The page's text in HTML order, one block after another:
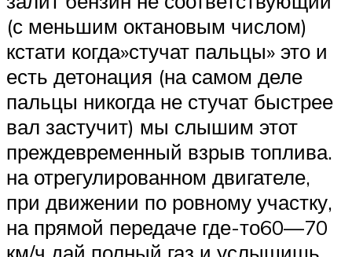
(с меньшим октановым числом)
кстати когда»стучат пальцы» это и
есть детонация (на самом деле
пальцы никогда не стучат быстрее
вал застучит) мы слышим этот
преждевременный взрыв топлива.
на отрегулированном двигателе,
при движении по ровному участку,
на прямой передаче где-то60—70